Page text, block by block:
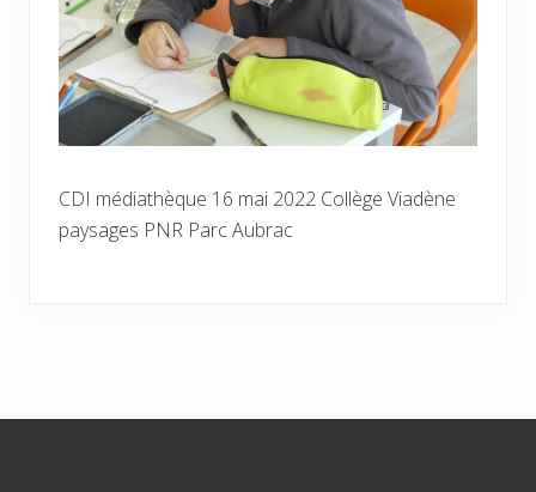
CDI médiathèque 16 mai 2022 Collège Viadène
paysages PNR Parc Aubrac